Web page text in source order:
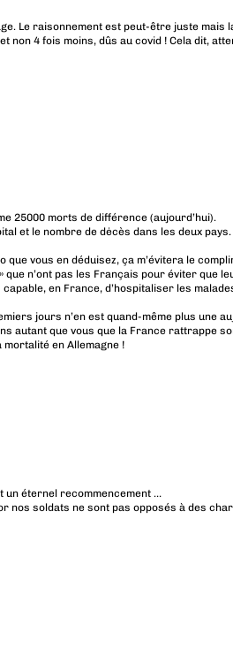
Le raisonnement est peut-être juste mais
non 4 fois moins, dûs au covid ! Cela dit,
25000 morts de différence (aujourd’hui).
et le nombre de dėcès dans les deux
vous en déduisez, ça m’évitera le
n’ont pas les Français pour éviter que
en France, d’hospitaliser les
jours n’en est quand-même plus une
autant que vous que la France rattrappe
en Allemagne !
un éternel recommencement …
nos soldats ne sont pas opposés à des